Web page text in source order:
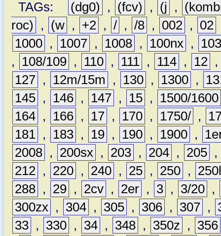
TAGs: (dg0) , (fcv) , (j ,
roc)
, (w , +2 , / , /8 , 002 , 02
1000 , 1007 , 1008 , 100nx ,
,
108/109 , 110 , 111 , 114 , 12
127 , 12m/15m , 130 , 1300 ,
145 , 146 , 147 , 15 ,
1500/1600
164 , 166 , 17 , 170 , 1750/ ,
181 , 183 , 19 , 190 , 1900 ,
2008 , 200sx , 203 , 204 , 205 ,
212 , 220 , 240 , 25 , 250 ,
288 , 29 , 2cv , 2er , 3 , 3/20 ,
300zx , 304 , 305 , 306 , 307 ,
33 , 330 , 34 , 348 , 350z ,
356